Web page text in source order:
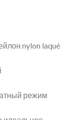
nylon laqué
режим